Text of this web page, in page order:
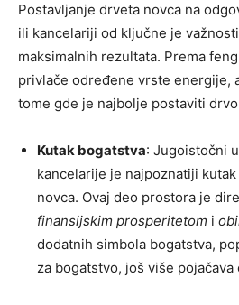
Postavljanje drveta novca na
ili kancelariji od ključne je
maksimalnih rezultata. Prema
privlače određene vrste energije,
tome gde je najbolje postaviti
Kutak bogatstva: Jugoistočni
kancelarije je najpoznatiji
novca. Ovaj deo prostora je
finansijskim prosperitetom i
dodatnih simbola bogatstva,
za bogatstvo, još više pojačava